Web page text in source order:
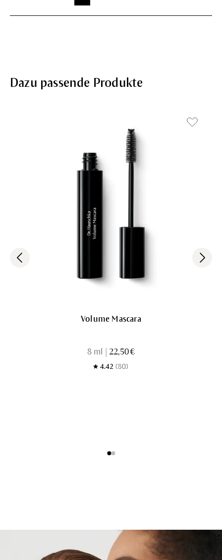
Dazu passende Produkte
Volume Mascara
8 ml 22,50 €
4.42 (80)